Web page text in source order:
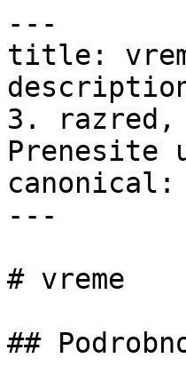
---
title:
3. razred,
Prenesite
---
# vreme
##